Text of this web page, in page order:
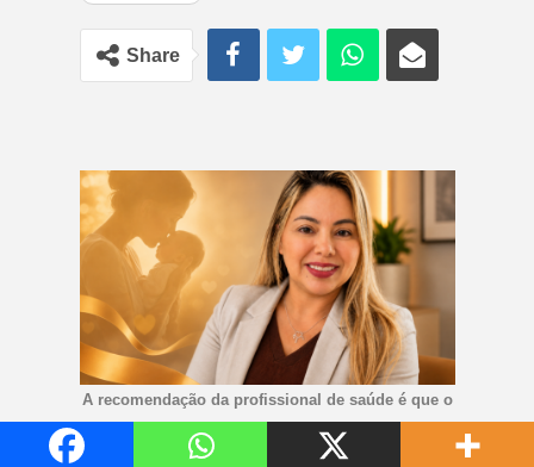
Share
A recomendação da profissional de saúde é que o
bebê receba exclusivamente leite materno até os
seis meses. - Foto: Reprodução/arquivo pessoal